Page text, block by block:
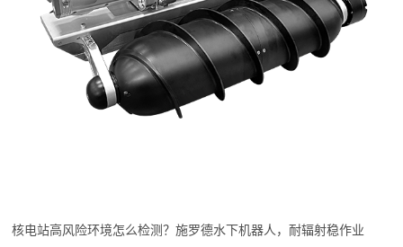
核电站高风险环境怎么检测？施罗德水下机器人，耐辐射稳作业